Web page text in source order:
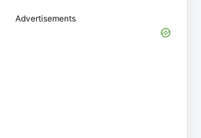
Advertisements